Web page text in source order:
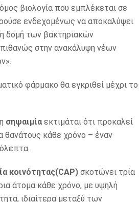
βιολογία που εμπλέκεται σε
ενδεχομένως να αποκαλύψει
δομή των βακτηριακών
στην ανακάλυψη νέων
φάρμακο θα εγκριθεί μέχρι το
σηψαιμία εκτιμάται ότι προκαλεί
θανάτους κάθε χρόνο – έναν
κοινότητας(CAP) σκοτώνει τρία
άτομα κάθε χρόνο, με υψηλή
ιδιαίτερα μεταξύ των